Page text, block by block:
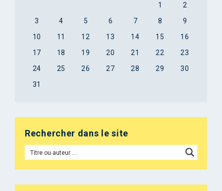
1
2
3
4 5 6 7 8
9
10
11 12 13 14 15
16
17
18 19 20 21 22
23
24
25 26 27 28 29
30
31
Rechercher dans le site